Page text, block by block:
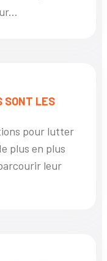
SONT LES
pour lutter
plus en plus
leur